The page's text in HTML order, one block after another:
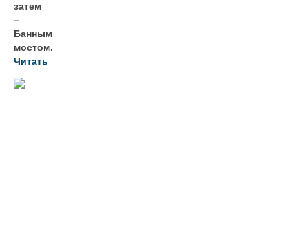
затем
–
Банным
мостом.
Читать